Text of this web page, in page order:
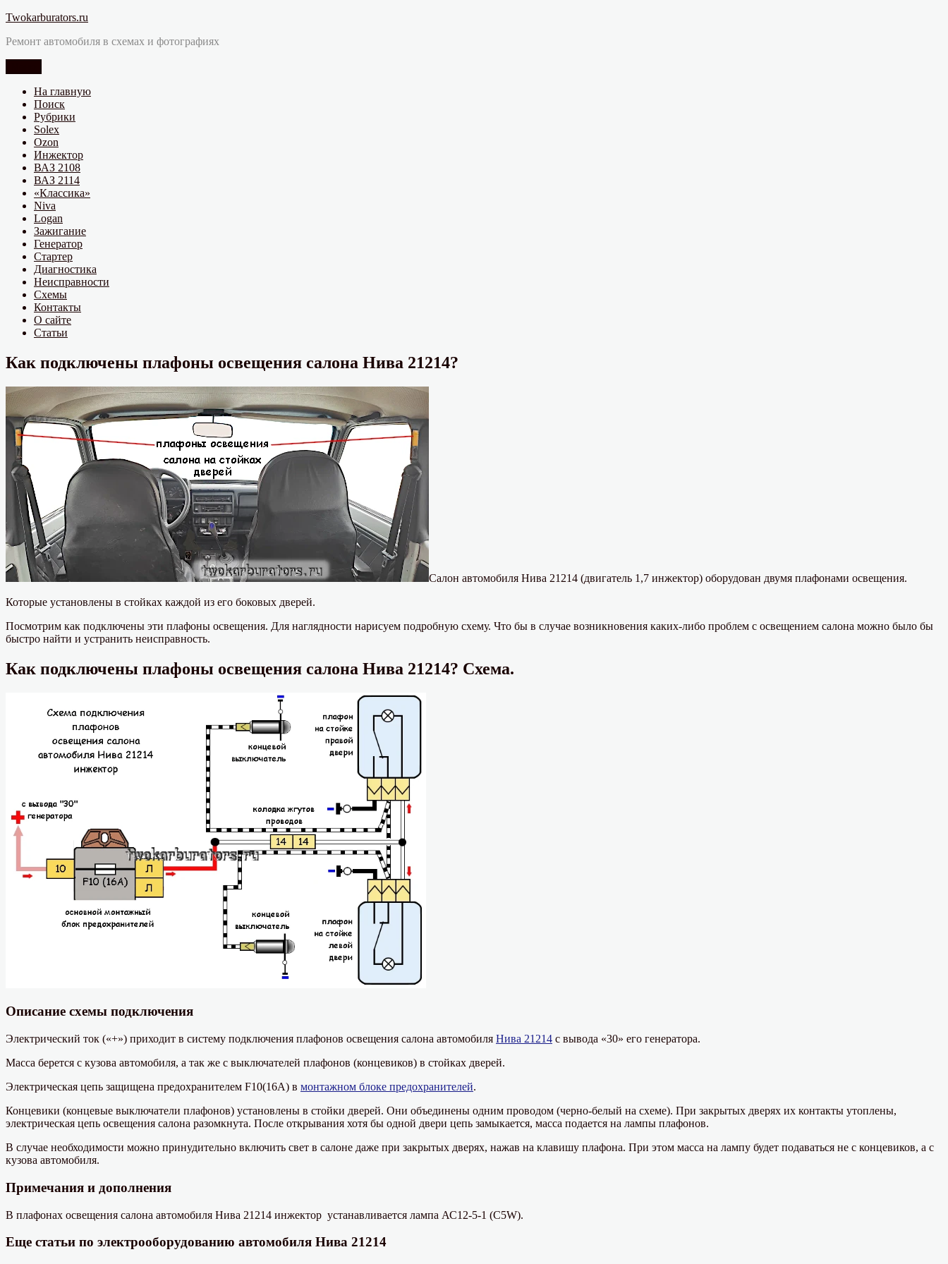
Перейти
содержимому
Twokarburators.ru
Ремонт автомобиля в схемах и фотографиях
На главную
Поиск
Рубрики
Solex
Ozon
Инжектор
ВАЗ 2108
ВАЗ 2114
«Классика»
Niva
Logan
Зажигание
Генератор
Стартер
Диагностика
Неисправности
Схемы
Контакты
О сайте
Статьи
Как подключены плафоны освещения салона Нива 21214?
Салон автомобиля Нива 21214 (двигатель 1,7 инжектор) оборудован двумя плафонами освещения.
Которые установлены в стойках каждой из его боковых дверей.
Посмотрим как подключены эти плафоны освещения. Для наглядности нарисуем подробную схему. Что бы в случае возникновения каких-либо проблем с освещением салона можно было бы
быстро найти и устранить неисправность.
Как подключены плафоны освещения салона Нива 21214? Схема.
Описание схемы подключения
Электрический ток («+») приходит в систему подключения плафонов освещения салона автомобиля Нива 21214 с вывода «30» его генератора.
Масса берется с кузова автомобиля, а так же с выключателей плафонов (концевиков) в стойках дверей.
Электрическая цепь защищена предохранителем F10(16А) в монтажном блоке предохранителей.
Концевики (концевые выключатели плафонов) установлены в стойки дверей. Они объединены одним проводом (черно-белый на схеме). При закрытых дверях их контакты утоплены,
электрическая цепь освещения салона разомкнута. После открывания хотя бы одной двери цепь замыкается, масса подается на лампы плафонов.
В случае необходимости можно принудительно включить свет в салоне даже при закрытых дверях, нажав на клавишу плафона. При этом масса на лампу будет подаваться не с концевиков, а с
кузова автомобиля.
Примечания и дополнения
В плафонах освещения салона автомобиля Нива 21214 инжектор устанавливается лампа АС12-5-1 (C5W).
Еще статьи по электрооборудованию автомобиля Нива 21214